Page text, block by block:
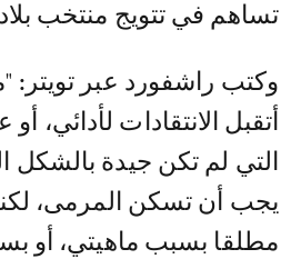
تساهم في تتويج منتخب
وكتب راشفورد عبر تويتر:
أتقبل الانتقادات لأدائي،
التي لم تكن جيدة بالشكل
يجب أن تسكن المرمى،
مطلقا بسبب ماهيتي، أو